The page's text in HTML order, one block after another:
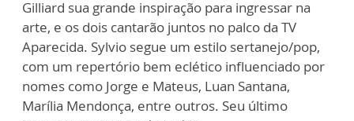
Gilliard sua grande inspiração para ingressar na
arte, e os dois cantarão juntos no palco da TV
Aparecida. Sylvio segue um estilo sertanejo/pop,
com um repertório bem eclético influenciado por
nomes como Jorge e Mateus, Luan Santana,
Marília Mendonça, entre outros. Seu último